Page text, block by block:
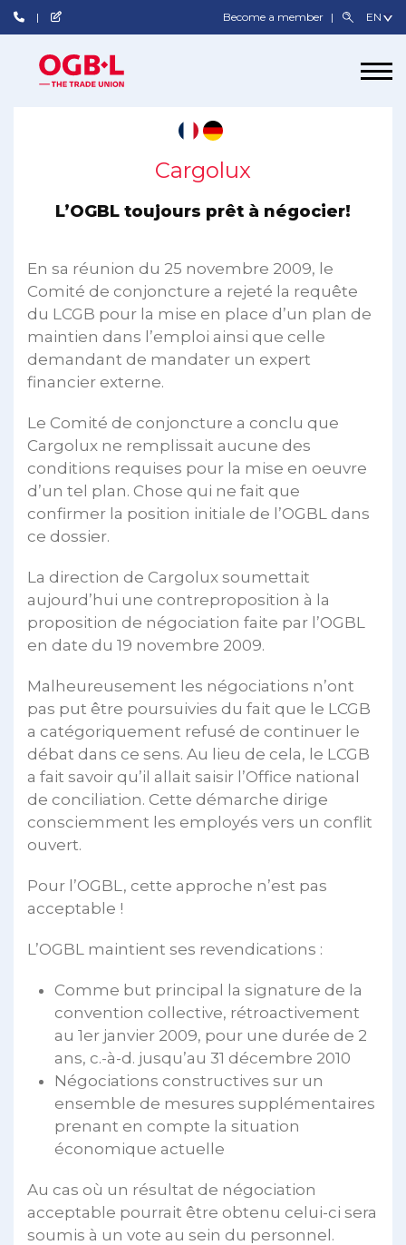
Become a member
Cargolux
L’OGBL toujours prêt à négocier!
En sa réunion du 25 novembre 2009, le
Comité de conjoncture a rejeté la requête
du LCGB pour la mise en place d’un plan de
maintien dans l’emploi ainsi que celle
demandant de mandater un expert
financier externe.
Le Comité de conjoncture a conclu que
Cargolux ne remplissait aucune des
conditions requises pour la mise en oeuvre
d’un tel plan. Chose qui ne fait que
confirmer la position initiale de l’OGBL dans
ce dossier.
La direction de Cargolux soumettait
aujourd’hui une contreproposition à la
proposition de négociation faite par l’OGBL
en date du 19 novembre 2009.
Malheureusement les négociations n’ont
pas put être poursuivies du fait que le LCGB
a catégoriquement refusé de continuer le
débat dans ce sens. Au lieu de cela, le LCGB
a fait savoir qu’il allait saisir l’Office national
de conciliation. Cette démarche dirige
consciemment les employés vers un conflit
ouvert.
Pour l’OGBL, cette approche n’est pas
acceptable !
L’OGBL maintient ses revendications :
Comme but principal la signature de la
convention collective, rétroactivement
au 1er janvier 2009, pour une durée de 2
ans, c.-à-d. jusqu’au 31 décembre 2010
Négociations constructives sur un
ensemble de mesures supplémentaires
prenant en compte la situation
économique actuelle
Au cas où un résultat de négociation
acceptable pourrait être obtenu celui-ci sera
soumis à un vote au sein du personnel.